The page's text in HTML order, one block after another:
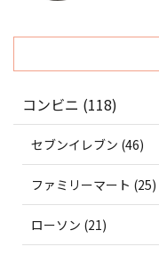
コンビニ (118)
セブンイレブン (46)
ファミリーマート (25)
ローソン (21)